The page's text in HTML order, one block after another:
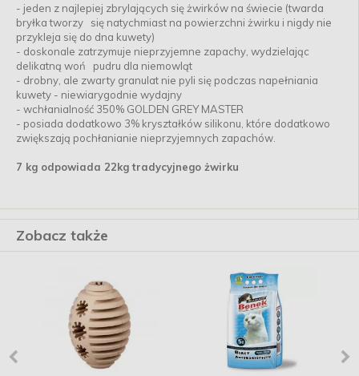
- jeden z najlepiej zbrylających się żwirków na świecie (twarda
bryłka tworzy się natychmiast na powierzchni żwirku i nigdy nie
przykleja się do dna kuwety)
- doskonale zatrzymuje nieprzyjemne zapachy, wydzielając
delikatną woń pudru dla niemowląt
- drobny, ale zwarty granulat nie pyli się podczas napełniania
kuwety - niewiarygodnie wydajny
- wchłanialność 350% GOLDEN GREY MASTER
- posiada dodatkowo 3% kryształków silikonu, które dodatkowo
zwiększają pochłanianie nieprzyjemnych zapachów.
7 kg odpowiada 22kg tradycyjnego żwirku
Zobacz także